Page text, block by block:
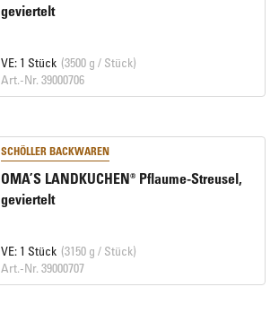
geviertelt
VE: 1 Stück (3500 g / Stück)
Art.-Nr. 39000706
SCHÖLLER BACKWAREN
OMA’S LANDKUCHEN® Pflaume-Streusel,
geviertelt
VE: 1 Stück (3150 g / Stück)
Art.-Nr. 39000707